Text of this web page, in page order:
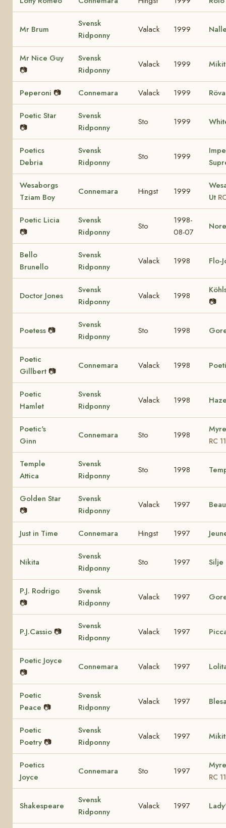
Mr Brum
Svensk
Ridponny
Valack 1999
Mr Nice Guy
📷
Svensk
Ridponny
Valack 1999
Peperoni 📷 Connemara Valack 1999
Poetic Star
📷
Svensk
Ridponny
Sto 1999
Poetics
Debria
Svensk
Ridponny
Sto 1999
Wesaborgs
Tziam Boy
Connemara Hingst 1999
Ut
Poetic Licia
📷
Svensk
Ridponny
Sto
1998-
08-07
Bello
Brunello
Svensk
Ridponny
Valack 1998 Flo-
Doctor Jones
Svensk
Ridponny
Valack 1998
📷
Poetess 📷
Svensk
Ridponny
Sto 1998
Poetic
Gillbert 📷
Connemara Valack 1998
Poetic
Hamlet
Svensk
Ridponny
Valack 1998
Poetic's
Ginn
Connemara Sto 1998
RC
Temple
Attica
Svensk
Ridponny
Sto 1998
Golden Star
📷
Svensk
Ridponny
Valack 1997
Just in Time Connemara Hingst 1997
Nikita
Svensk
Ridponny
Sto 1997 Silje
P.J. Rodrigo
📷
Svensk
Ridponny
Valack 1997
P.J.Cassio 📷
Svensk
Ridponny
Valack 1997
Poetic Joyce
📷
Connemara Valack 1997
Poetic
Peace 📷
Svensk
Ridponny
Valack 1997
Poetic
Poetry 📷
Svensk
Ridponny
Valack 1997
Poetics
Joyce
Connemara Sto 1997
RC
Shakespeare
Svensk
Ridponny
Valack 1997